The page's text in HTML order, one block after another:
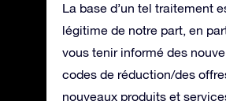
La base d’un tel traitement
légitime de notre part, en
vous tenir informé des
codes de réduction/des
nouveaux produits et